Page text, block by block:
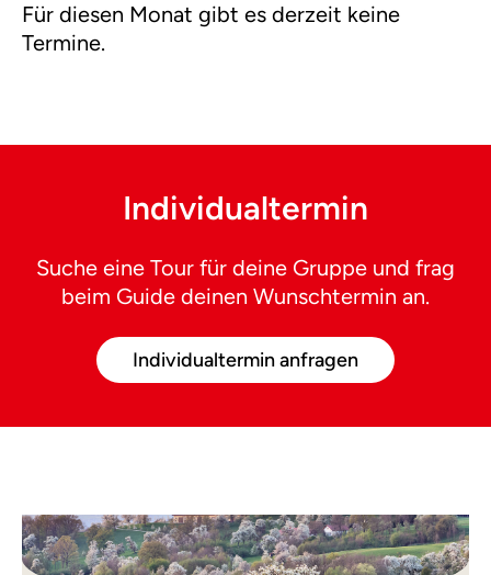
Für diesen Monat gibt es derzeit keine
Termine.
Individualtermin
Suche eine Tour für deine Gruppe und frag
beim Guide deinen Wunschtermin an.
Individualtermin anfragen